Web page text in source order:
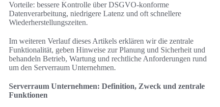
Vorteile: bessere Kontrolle über DSGVO-konforme
Datenverarbeitung, niedrigere Latenz und oft schnellere
Wiederherstellungszeiten.
Im weiteren Verlauf dieses Artikels erklären wir die zentrale
Funktionalität, geben Hinweise zur Planung und Sicherheit und
behandeln Betrieb, Wartung und rechtliche Anforderungen rund
um den Serverraum Unternehmen.
Serverraum Unternehmen: Definition, Zweck und zentrale
Funktionen